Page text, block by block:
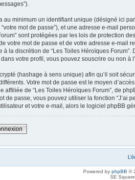
au minimum un identifiant unique (désigné ici
mot de passe”), et une adresse e-mail
sont protégées par les lois de protection
votre mot de passe et de votre adresse e-mail
à la discrétion de “Les Toiles Héroïques
votre profil, vous pouvez souscrire ou non à
(hashage à sens unique) afin qu’il soit
Votre mot de passe est le moyen
affiliée de “Les Toiles Héroïques Forum”, de
de passe, vous pouvez utiliser la fonction “J’ai
et votre e-mail, alors le logiciel phpBB
Powered by phpBB ©
SE